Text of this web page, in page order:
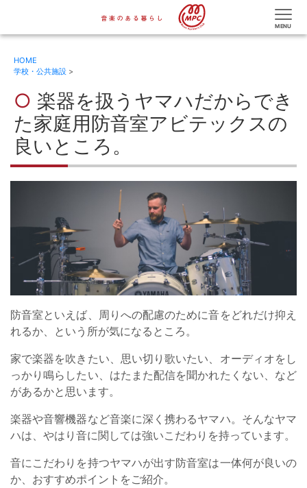
HOME
学校・公共施設 >
楽器を扱うヤマハだからでき
た家庭用防音室アビテックスの
良いところ。
防音室といえば、周りへの配慮のために音をどれだけ抑え
れるか、という所が気になるところ。
家で楽器を吹きたい、思い切り歌いたい、オーディオをし
っかり鳴らしたい、はたまた配信を聞かれたくない、など
があるかと思います。
楽器や音響機器など音楽に深く携わるヤマハ。そんなヤマ
ハは、やはり音に関しては強いこだわりを持っています。
音にこだわりを持つヤマハが出す防音室は一体何が良いの
か、おすすめポイントをご紹介。